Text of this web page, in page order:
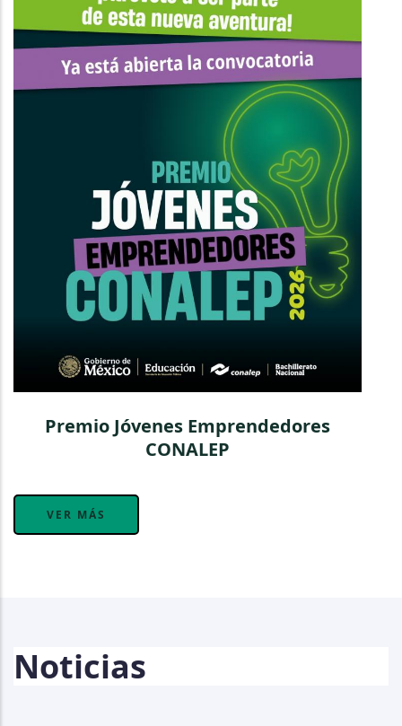
Premio Jóvenes Emprendedores
CONALEP
VER MÁS
Noticias